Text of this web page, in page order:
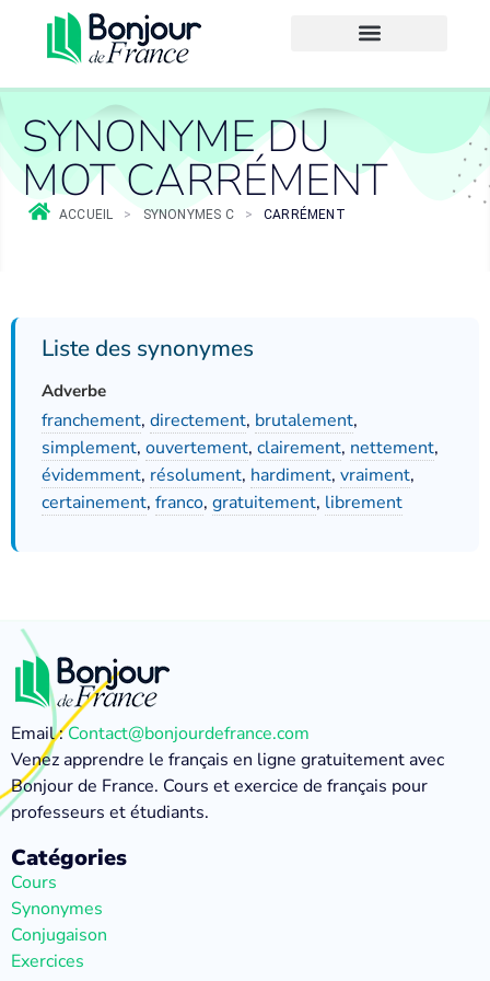
SYNONYME DU
MOT CARRÉMENT
ACCUEIL > SYNONYMES C > CARRÉMENT
Liste des synonymes
Adverbe
franchement, directement, brutalement,
simplement, ouvertement, clairement, nettement,
évidemment, résolument, hardiment, vraiment,
certainement, franco, gratuitement, librement
Email :Contact@bonjourdefrance.com
Venez apprendre le français en ligne gratuitement avec
Bonjour de France. Cours et exercice de français pour
professeurs et étudiants.
Catégories
Cours
Synonymes
Conjugaison
Exercices